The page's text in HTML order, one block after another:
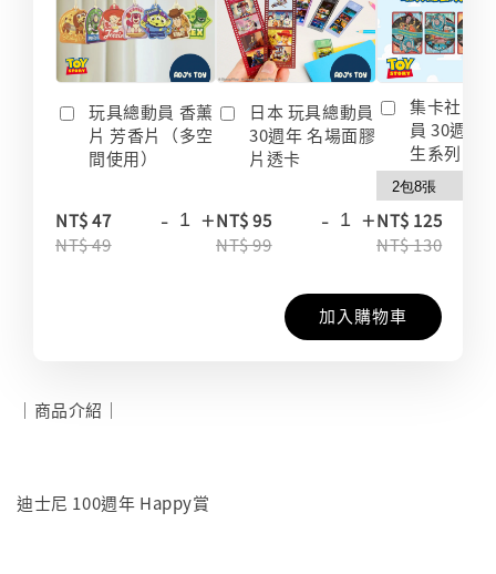
玩具總動員 香薰
片 芳香片（多空
間使用）
NT$ 47
NT$ 49
- +
日本 玩具總動員
30週年 名場面膠
片透卡
NT$ 95
NT$ 99
- +
集卡社 玩
員 30週年
生系列 收
NT$ 125
NT$ 130
加入購物車
｜商品介紹｜
迪士尼 100週年 Happy賞